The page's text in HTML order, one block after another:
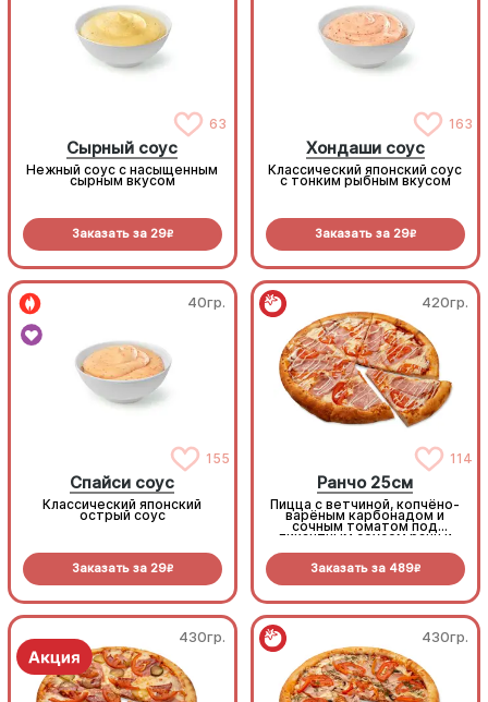
63
Сырный соус
Нежный соус с насыщенным
сырным вкусом
Заказать за 29R
163
Хондаши соус
Классический японский соус
с тонким рыбным вкусом
Заказать за 29R
40гр.
155
Спайси соус
Классический японский
острый соус
Заказать за 29R
420гр.
114
Ранчо 25см
Пицца с ветчиной, копчёно-
варёным карбонадом и
сочным томатом под
пикантным соусом ранч и
Заказать за 489R
430гр. 430гр.